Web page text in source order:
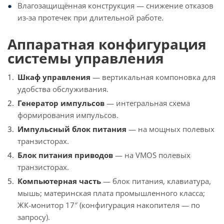
Влагозащищённая конструкция — снижение отказов
из-за протечек при длительной работе.
Аппаратная конфигурация
системы управления
Шкаф управления — вертикальная компоновка для
удобства обслуживания.
Генератор импульсов — интегральная схема
формирования импульсов.
Импульсный блок питания — на мощных полевых
транзисторах.
Блок питания приводов — на VMOS полевых
транзисторах.
Компьютерная часть — блок питания, клавиатура,
мышь; материнская плата промышленного класса;
ЖК-монитор 17″ (конфигурация накопителя — по
запросу).